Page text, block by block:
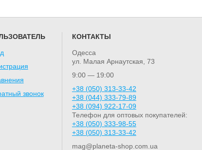
звонок
КОНТАКТЫ
Одесса
ул. Малая Арнаутская, 73
9:00 — 19:00
+38 (050) 313-33-42
+38 (044) 333-79-89
+38 (094) 922-17-09
Телефон для оптовых покупателей:
+38 (050) 333-98-55
+38 (050) 313-33-42
mag@planeta-shop.com.ua